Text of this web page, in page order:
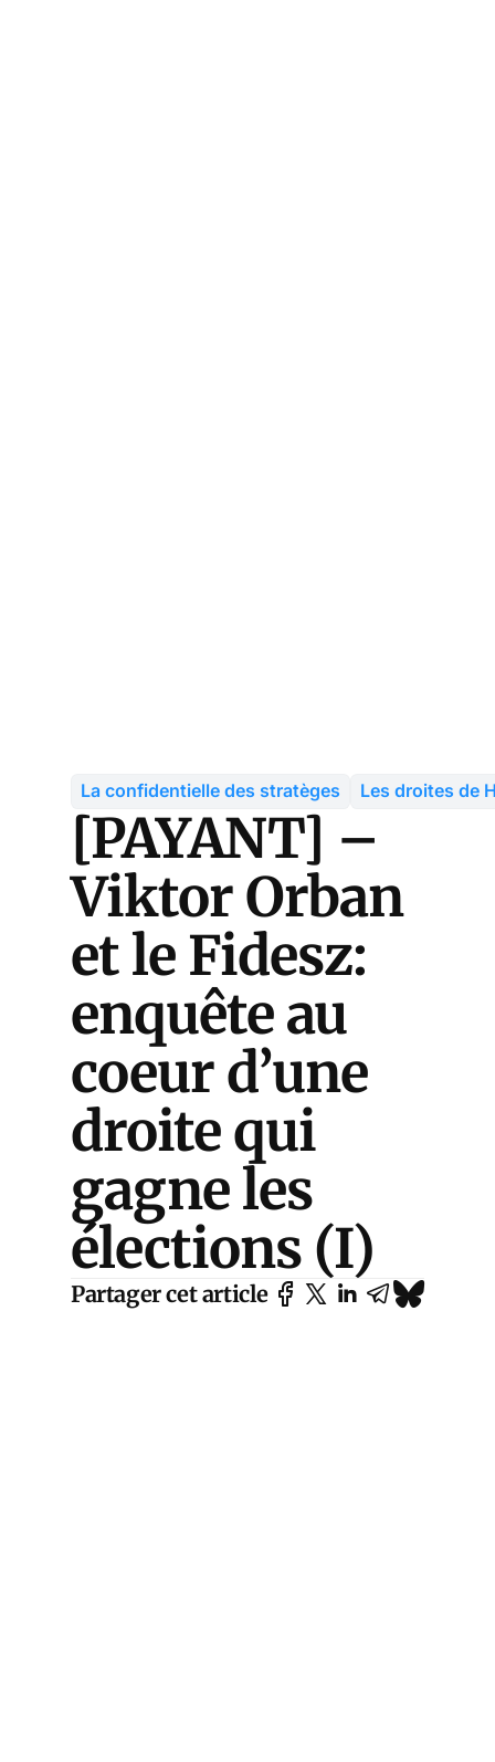
La confidentielle des stratèges Les droites de
[PAYANT] –
Viktor Orban
et le Fidesz:
enquête au
coeur d’une
droite qui
gagne les
élections (I)
Partager cet article